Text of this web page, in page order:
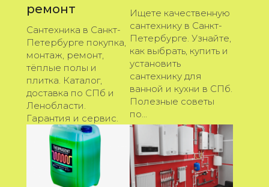
ремонт
Сантехника в Санкт-
Петербурге покупка,
монтаж, ремонт,
тёплые полы и
плитка. Каталог,
доставка по СПб и
Ленобласти.
Гарантия и сервис.
Ищете качественную
сантехнику в Санкт-
Петербурге. Узнайте,
как выбрать, купить и
установить
сантехнику для
ванной и кухни в СПб.
Полезные советы
по...